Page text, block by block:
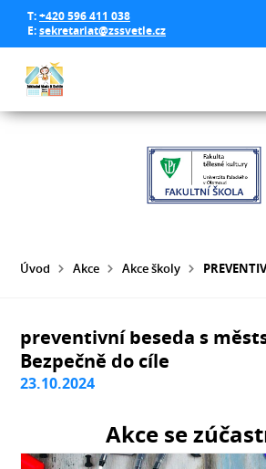
T:+420 596 411 038
E:sekretariat@zssvetle.cz
Úvod Akce Akce školy
preventivní beseda s
Bezpečně do cíle
23.10.2024
Akce se